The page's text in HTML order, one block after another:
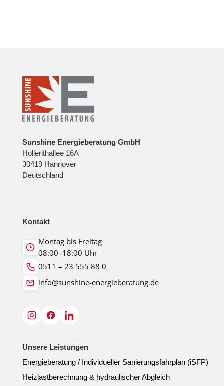
Sunshine Energieberatung GmbH
Hollerithallee 16A
30419 Hannover
Deutschland
Kontakt
Montag bis Freitag
08:00–18:00 Uhr
0511 – 23 555 88 0
info@sunshine-energieberatung.de
Unsere Leistungen
Energieberatung / Individueller Sanierungsfahrplan (iSFP)
Heizlastberechnung & hydraulischer Abgleich